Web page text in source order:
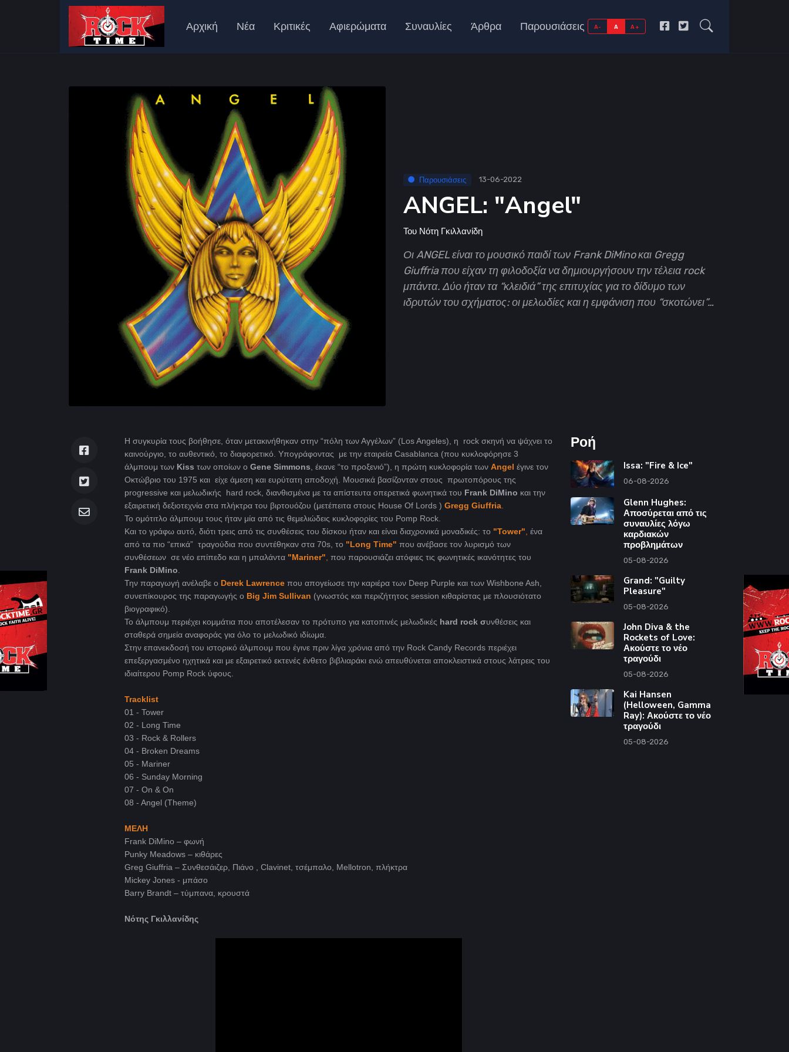
Αρχική Νέα Κριτικές Αφιερώματα Συναυλίες Άρθρα Παρουσιάσεις A- A A+
Παρουσιάσεις 13-06-2022
ANGEL: "Angel"
Του Νότη Γκιλλανίδη
Οι ANGEL είναι το μουσικό παιδί των Frank DiMino και Gregg
Giuffria που είχαν τη φιλοδοξία να δημιουργήσουν την τέλεια rock
μπάντα. Δύο ήταν τα “κλειδιά” της επιτυχίας για το δίδυμο των
ιδρυτών του σχήματος: οι μελωδίες και η εμφάνιση που “σκοτώνει”…
Η συγκυρία τους βοήθησε, όταν μετακινήθηκαν στην “πόλη των Αγγέλων” (Los Angeles), η rock σκηνή να ψάχνει το
καινούργιο, το αυθεντικό, το διαφορετικό. Υπογράφοντας με την εταιρεία Casablanca (που κυκλοφόρησε 3
άλμπουμ των Kiss των οποίων ο Gene Simmons , έκανε “το προξενιό”), η πρώτη κυκλοφορία των Angel έγινε τον
Οκτώβριο του 1975 και είχε άμεση και ευρύτατη αποδοχή. Μουσικά βασίζονταν στους πρωτοπόρους της
progressive και μελωδικής hard rock, διανθισμένα με τα απίστευτα οπερετικά φωνητικά του Frank DiMino και την
εξαιρετική δεξιοτεχνία στα πλήκτρα του βιρτουόζου (μετέπειτα στους House Of Lords ) Gregg Giuffria
Το ομότιτλο άλμπουμ τους ήταν μία από τις θεμελιώδεις κυκλοφορίες του Pomp Rock.
Και το γράφω αυτό, διότι τρεις από τις συνθέσεις του δίσκου ήταν και είναι διαχρονικά μοναδικές: το "Tower" ένα
από τα πιο “επικά” τραγούδια που συντέθηκαν στα 70s, το "Long Time" που ανέβασε τον λυρισμό των
συνθέσεων σε νέο επίπεδο και η μπαλάντα "Mariner" που παρουσιάζει ατόφιες τις φωνητικές ικανότητες του
Frank DiMino
Την παραγωγή ανέλαβε ο Derek Lawrence που απογείωσε την καριέρα των Deep Purple και των Wishbone Ash,
συνεπίκουρος της παραγωγής ο Big Jim Sullivan (γνωστός και περιζήτητος session κιθαρίστας με πλουσιότατο
βιογραφικό).
Το άλμπουμ περιέχει κομμάτια που αποτέλεσαν το πρότυπο για κατοπινές μελωδικές hard rock συνθέσεις και
σταθερά σημεία αναφοράς για όλο το μελωδικό ιδίωμα.
Στην επανεκδοσή του ιστορικό άλμπουμ που έγινε πριν λίγα χρόνια από την Rock Candy Records περιέχει
επεξεργασμένο ηχητικά και με εξαιρετικό εκτενές ένθετο βιβλιαράκι ενώ απευθύνεται αποκλειστικά στους λάτρεις του
ιδιαίτερου Pomp Rock ύφους.
Tracklist
01 - Tower
02 - Long Time
03 - Rock & Rollers
04 - Broken Dreams
05 - Mariner
06 - Sunday Morning
07 - On & On
08 - Angel (Theme)
ΜΕΛΗ
Frank DiMino – φωνή
Punky Meadows – κιθάρες
Greg Giuffria – Συνθεσάιζερ, Πιάνο , Clavinet, τσέμπαλο, Mellotron, πλήκτρα
Mickey Jones - μπάσο
Barry Brandt – τύμπανα, κρουστά
Νότης Γκιλλανίδης
Ροή
Issa: "Fire & Ice"
06-08-2026
Glenn Hughes:
Αποσύρεται από τις
συναυλίες λόγω
καρδιακών
προβλημάτων
05-08-2026
Grand: "Guilty
Pleasure"
05-08-2026
John Diva & the
Rockets of Love:
Ακούστε το νέο
τραγούδι
05-08-2026
Kai Hansen
(Helloween, Gamma
Ray): Ακούστε το νέο
τραγούδι
05-08-2026